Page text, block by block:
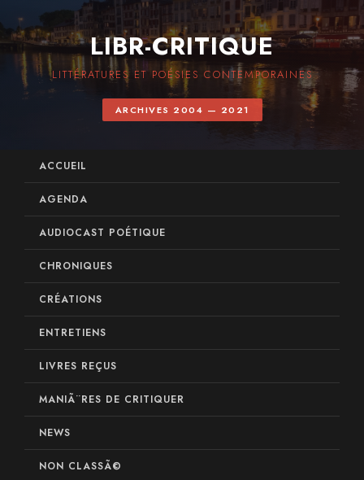
LIBR-CRITIQUE
LITTÉRATURES ET POÉSIES CONTEMPORAINES
ARCHIVES 2004 — 2021
ACCUEIL
AGENDA
AUDIOCAST POÉTIQUE
CHRONIQUES
CRÉATIONS
ENTRETIENS
LIVRES REÇUS
MANIÃ¨RES DE CRITIQUER
NEWS
NON CLASSÃ©